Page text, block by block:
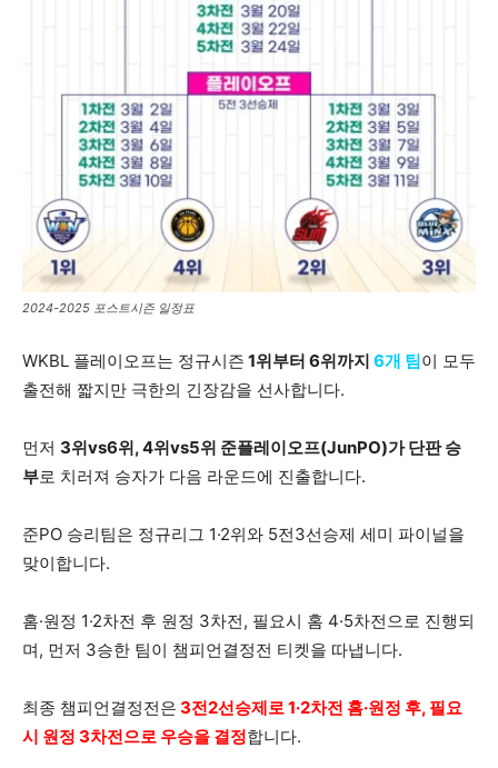
2024-2025 포스트시즌 일정표
WKBL 플레이오프는 정규시즌 1위부터 6위까지 6개 팀이 모두
출전해 짧지만 극한의 긴장감을 선사합니다.
먼저 3위vs6위, 4위vs5위 준플레이오프(JunPO)가 단판 승
부로 치러져 승자가 다음 라운드에 진출합니다.
준PO 승리팀은 정규리그 1·2위와 5전3선승제 세미 파이널을
맞이합니다.
홈·원정 1·2차전 후 원정 3차전, 필요시 홈 4·5차전으로 진행되
며, 먼저 3승한 팀이 챔피언결정전 티켓을 따냅니다.
최종 챔피언결정전은 3전2선승제로 1·2차전 홈·원정 후, 필요
시 원정 3차전으로 우승을 결정합니다.